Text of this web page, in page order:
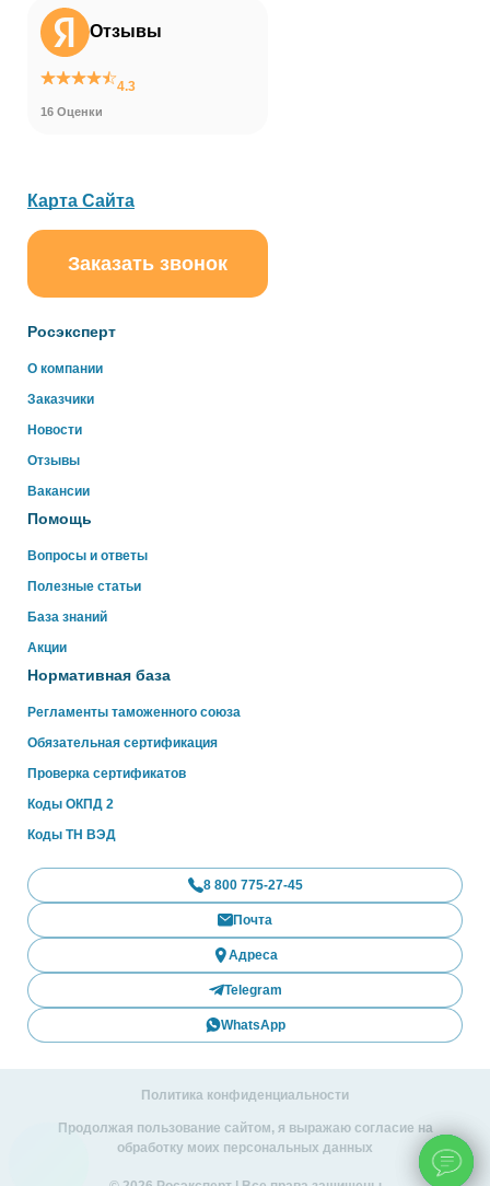
Отзывы
4.3
16 Оценки
Росэксперт
О компании
Заказчики
Новости
Отзывы
Вакансии
Помощь
Вопросы и ответы
Полезные статьи
База знаний
Акции
Нормативная база
Регламенты таможенного союза
Обязательная сертификация
Проверка сертификатов
Коды ОКПД 2
Коды ТН ВЭД
Карта Сайта
Заказать звонок
8 800 775-27-45
Почта
Адреса
Telegram
WhatsApp
Политика конфиденциальности
Продолжая пользование сайтом, я выражаю согласие на
обработку моих персональных данных
online
Здравствуйте!
Свяжитесь с нами через WhatsApp нажав на кнопку